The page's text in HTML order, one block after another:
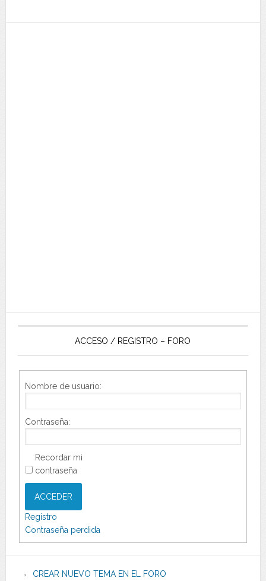
ACCESO / REGISTRO – FORO
Nombre de usuario:
Contraseña:
Recordar mi
contraseña
ACCEDER
Registro
Contraseña perdida
CREAR NUEVO TEMA EN EL FORO